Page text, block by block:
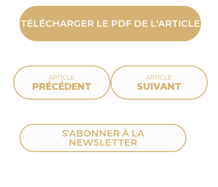
TÉLÉCHARGER LE PDF DE L'ARTICLE
ARTICLE
PRÉCÉDENT
ARTICLE
SUIVANT
S'ABONNER À LA
NEWSLETTER